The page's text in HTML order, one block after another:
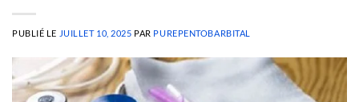
PUBLIÉ LE JUILLET 10, 2025 PAR PUREPENTOBARBITAL